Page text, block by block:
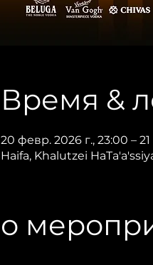
Время &
20 февр. 2026 г., 23:00 –
Haifa, Khalutzei
о